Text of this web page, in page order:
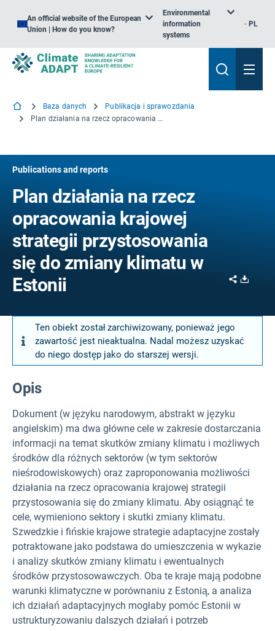
An official website of the European
Union | How do you know?
Environmental
information
systems
PL
Baza danych
Publikacja i sprawozdania
Plan działania na rzecz opracowania krajowej strategii przystosowania się do zmiany klimatu w Estonii
Publications and reports
Plan działania na rzecz
opracowania krajowej
strategii przystosowania
się do zmiany klimatu w
Estonii
Share
Ten obiekt został zarchiwizowany, ponieważ jego
zawartość jest nieaktualna. Nadal możesz uzyskać
do niego dostęp jako do starszej wersji.
Opis
Dokument (w języku narodowym, abstrakt w języku
angielskim) ma dwa główne cele w zakresie dostarczania
informacji na temat skutków zmiany klimatu i możliwych
środków dla różnych sektorów (w tym sektorów
nieśrodowiskowych) oraz zaproponowania możliwości
działania na rzecz opracowania krajowej strategii
przystosowania się do zmiany klimatu. Aby osiągnąć te
cele, wymieniono sektory i skutki zmiany klimatu.
Szwedzkie i fińskie krajowe strategie adaptacyjne zostały
potraktowane jako podstawa do umieszczenia w wykazie
i analizy skutków zmiany klimatu i ewentualnych
środków przystosowawczych. Oba te kraje mają podobne
warunki klimatyczne w porównaniu z Estonią, a analiza
ich działań adaptacyjnych mogłaby pomóc Estonii w
ustrukturyzowaniu dalszych działań i potrzeb